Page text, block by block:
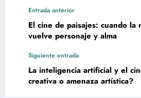
Entrada anterior
El cine de paisajes: cuando la
vuelve personaje y alma
Siguiente entrada
La inteligencia artificial y el
creativa o amenaza artística?